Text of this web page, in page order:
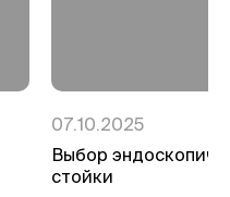
07.10.2025
Выбор
стойки